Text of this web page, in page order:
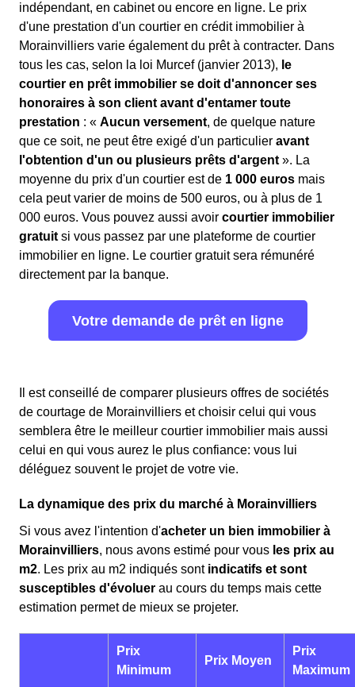
indépendant, en cabinet ou encore en ligne. Le prix
d'une prestation d'un courtier en crédit immobilier à
Morainvilliers varie également du prêt à contracter. Dans
tous les cas, selon la loi Murcef (janvier 2013), le
courtier en prêt immobilier se doit d'annoncer ses
honoraires à son client avant d'entamer toute
prestation : « Aucun versement, de quelque nature
que ce soit, ne peut être exigé d'un particulier avant
l'obtention d'un ou plusieurs prêts d'argent ». La
moyenne du prix d'un courtier est de 1 000 euros mais
cela peut varier de moins de 500 euros, ou à plus de 1
000 euros. Vous pouvez aussi avoir courtier immobilier
gratuit si vous passez par une plateforme de courtier
immobilier en ligne. Le courtier gratuit sera rémunéré
directement par la banque.
Votre demande de prêt en ligne
Il est conseillé de comparer plusieurs offres de sociétés
de courtage de Morainvilliers et choisir celui qui vous
semblera être le meilleur courtier immobilier mais aussi
celui en qui vous aurez le plus confiance: vous lui
déléguez souvent le projet de votre vie.
La dynamique des prix du marché à Morainvilliers
Si vous avez l'intention d'acheter un bien immobilier à
Morainvilliers, nous avons estimé pour vous les prix au
m2. Les prix au m2 indiqués sont indicatifs et sont
susceptibles d'évoluer au cours du temps mais cette
estimation permet de mieux se projeter.
Prix
Minimum
Prix Moyen
Prix
Maximum